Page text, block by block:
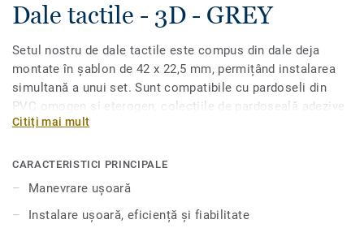
Dale tactile - 3D - GREY
Setul nostru de dale tactile este compus din dale deja
montate în șablon de 42 x 22,5 mm, permițând instalarea
simultană a unui set. Sunt compatibile cu pardoseli din
PVC omogen și eterogen, colecțiile de pardoseală adezive
LVT și Linoleum, în conformitate cu cerințele pentru acces
Citiți mai mult
CARACTERISTICI PRINCIPALE
Manevrare ușoară
Instalare ușoară, eficiență și fiabilitate